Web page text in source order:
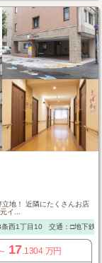
立地！ 近隣にたくさんお店
イ...
西1丁目10 交通：□地下鉄
～ 17 .1304 万円